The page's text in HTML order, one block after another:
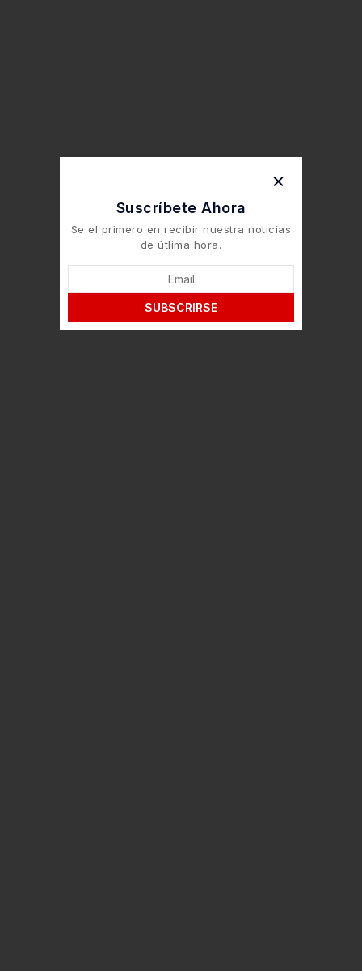
Suscríbete Ahora
Se el primero en recibir nuestra noticias
de útlima hora.
SUBSCRIRSE